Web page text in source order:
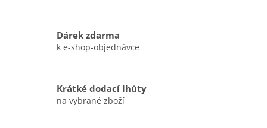
Dárek zdarma
k e-shop-objednávce
Krátké dodací lhůty
na vybrané zboží